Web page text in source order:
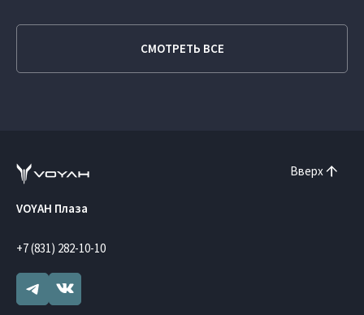
СМОТРЕТЬ ВСЕ
Вверх
VOYAH Плаза
+7 (831) 282-10-10